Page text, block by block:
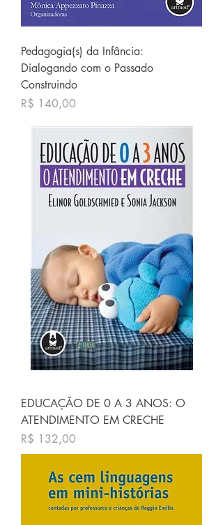
Pedagogia(s) da Infância:
Dialogando com o Passado
Construindo
Preço
R$ 140,00
EDUCAÇÃO DE 0 A 3 ANOS: O
ATENDIMENTO EM CRECHE
Preço
R$ 132,00